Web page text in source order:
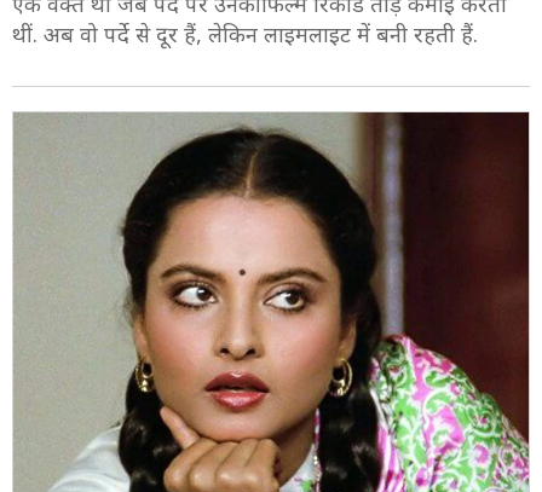
थीं. अब वो पर्दे से दूर हैं, लेकिन लाइमलाइट में बनी रहती हैं.